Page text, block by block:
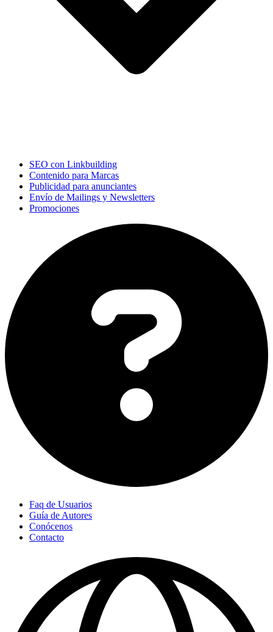
SEO con Linkbuilding
Contenido para Marcas
Publicidad para anunciantes
Envío de Mailings y Newsletters
Promociones
Faq de Usuarios
Guía de Autores
Conócenos
Contacto